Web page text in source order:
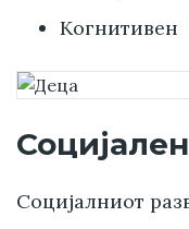
Когнитивен
Социјалниот